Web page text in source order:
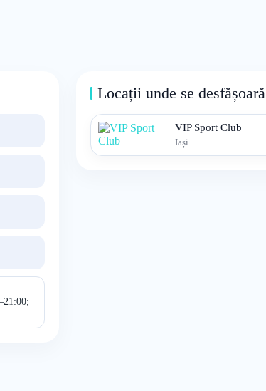
Locații unde se desfășoară
VIP Sport Club
Iași